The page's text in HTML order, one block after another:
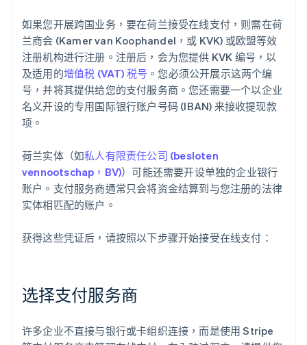
如果您开展跨国业务，要在荷兰接受在线支付，则需在荷
兰商会 (Kamer van Koophandel，或 KVK) 或欧盟等效
注册机构进行注册。注册后，会为您提供 KVK 编号，以
及适用的增值税 (VAT) 税号 。您必须公开展示这两个编
号，并将其提供给您的支付服务商。您还需要一个以企业
名义开设的专用国际银行账户号码 (IBAN) 来接收提现款
项。
荷兰实体（如私人有限责任公司 (besloten
vennootschap，BV)）可能还需要开设单独的企业银行
账户。支付服务商通常只会将资金结算到与您注册的法律
实体相匹配的账户。
获得这些凭证后，请按照以下步骤开始接受在线支付：
选择支付服务商
许多企业不直接与银行或卡组织连接，而是使用 Stripe